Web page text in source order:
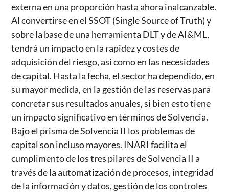
externa en una proporción hasta ahora inalcanzable.
Al convertirse en el SSOT (Single Source of Truth) y
sobre la base de una herramienta DLT y de AI&ML,
tendrá un impacto en la rapidez y costes de
adquisición del riesgo, así como en las necesidades
de capital. Hasta la fecha, el sector ha dependido, en
su mayor medida, en la gestión de las reservas para
concretar sus resultados anuales, si bien esto tiene
un impacto significativo en términos de Solvencia.
Bajo el prisma de Solvencia II los problemas de
capital son incluso mayores. INARI facilita el
cumplimento de los tres pilares de Solvencia II a
través de la automatización de procesos, integridad
de la información y datos, gestión de los controles